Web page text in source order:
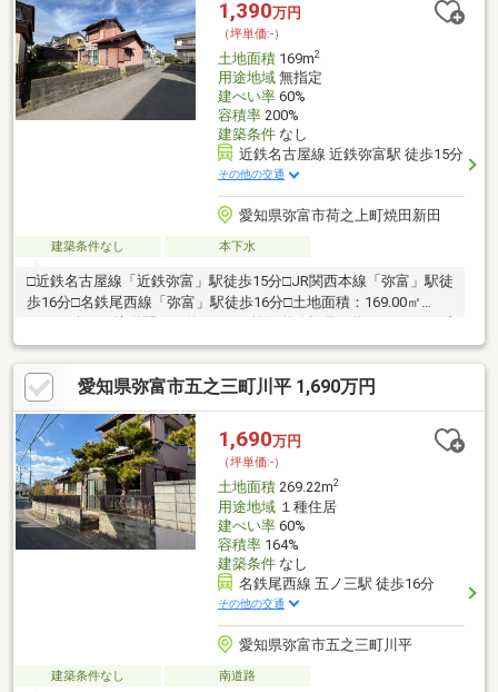
相談はお気軽にお問い合わせください。
1,390万円
（坪単価:-）
土地面積169m2
用途地域無指定
建ぺい率60%
容積率200%
建築条件なし
近鉄名古屋線 近鉄弥富駅 徒歩15分
その他の交通
愛知県弥富市荷之上町焼田新田
建築条件なし 本下水
□近鉄名古屋線「近鉄弥富」駅徒歩15分□JR関西本線「弥富」駅徒
歩16分□名鉄尾西線「弥富」駅徒歩16分□土地面積：169.00㎡
ヤ弥富店まで徒歩23分（1790ｍ）□ファミリーマート弥富西中地
町店まで徒歩4分（250ｍ）
愛知県弥富市五之三町川平 1,690万円
1,690万円
（坪単価:-）
土地面積269.22m2
用途地域１種住居
建ぺい率60%
容積率164%
建築条件なし
名鉄尾西線 五ノ三駅 徒歩16分
その他の交通
愛知県弥富市五之三町川平
建築条件なし 南道路